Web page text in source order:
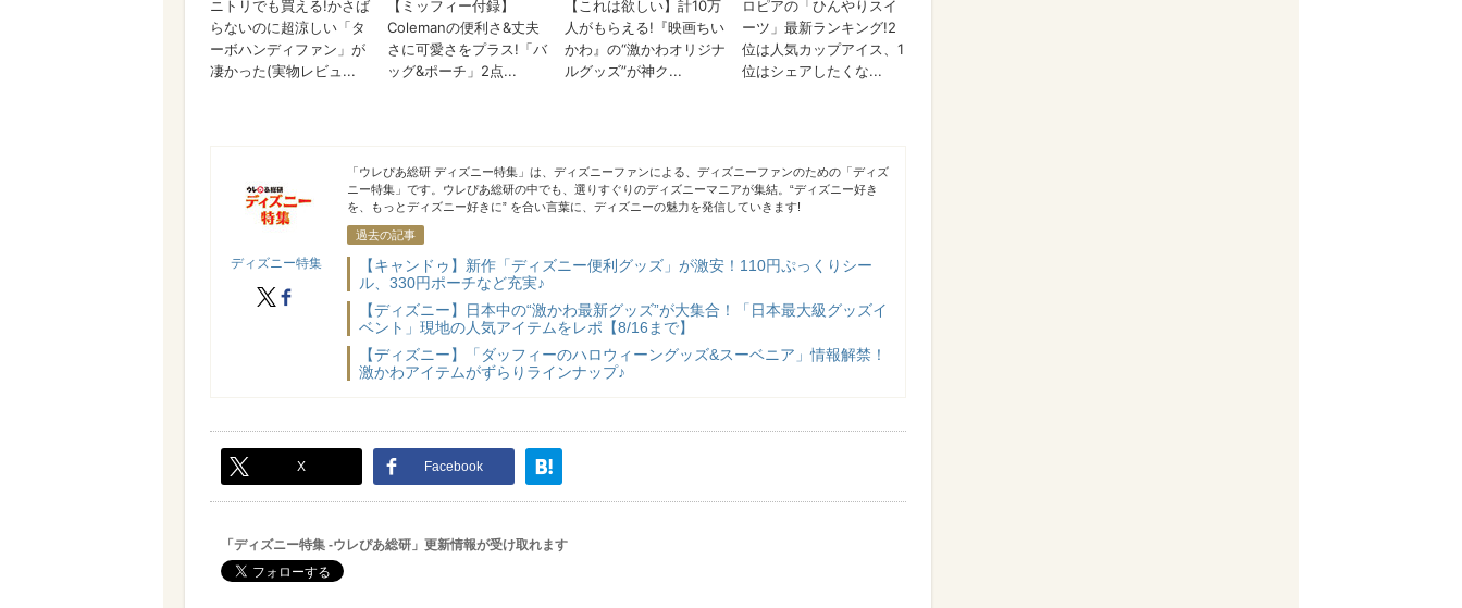
ディズニー特集
ディズニー特集
X facebook
「ウレぴあ総研 ディズニー特集」は、ディズニーファンによる、ディズニーファンのための「ディズ
ニー特集」です。ウレぴあ総研の中でも、選りすぐりのディズニーマニアが集結。“ディズニー好き
を、もっとディズニー好きに” を合い言葉に、ディズニーの魅力を発信していきます!
過去の記事
【キャンドゥ】新作「ディズニー便利グッズ」が激安！110円ぷっくりシー
ル、330円ポーチなど充実♪
【ディズニー】日本中の“激かわ最新グッズ”が大集合！「日本最大級グッズイ
ベント」現地の人気アイテムをレポ【8/16まで】
【ディズニー】「ダッフィーのハロウィーングッズ&スーベニア」情報解禁！
激かわアイテムがずらりラインナップ♪
X Facebook
「ディズニー特集 -ウレぴあ総研」更新情報が受け取れます